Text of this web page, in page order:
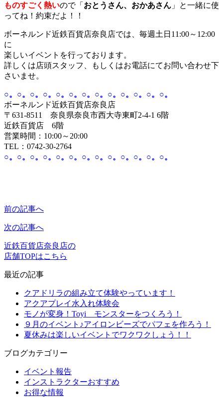
ものすごく熱いので「 おとうさん、おかあさん 」と一緒に使
ってね！約束だよ！！
ボーネルンド近鉄百貨店奈良店では、毎週土日11:00～12:00
に
楽しいイベントを行っております。
詳しくは店頭スタッフ、もしくはお電話にてお問い合わせ下
さいませ。
○。○。○。○。○。○。○。○。○。○。○。○。○。
ボーネルンド近鉄百貨店奈良店
〒631-8511 奈良県奈良市西大寺東町2-4-1 6階
近鉄百貨店 6階
営業時間：10:00～20:00
TEL：0742-30-2764
○。○。○。○。○。○。○。○。○。○。○。○。○。
前の記事へ
次の記事へ
近鉄百貨店奈良店の
店舗TOPはこちら
最近の記事
クアドリラの組み立て体験やっています！
アクアプレイ水入れ体験会
モノが変身！Toyi モンスターをつくろう！
９月のイベント♪アイロンビーズでパフェを作ろう！
夏休みは楽しいイベントでワクワクしょう！！
ブログカテゴリー
イベント報告
インストラクターおすすめ
お得な情報